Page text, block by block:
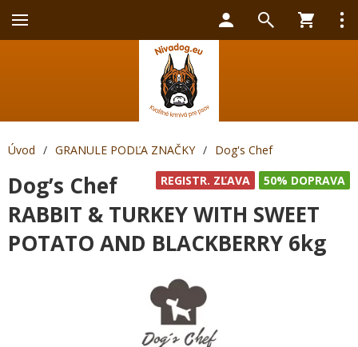
Úvod / GRANULE PODĽA ZNAČKY / Dog's Chef
50% DOPRAVA
REGISTR. ZĽAVA
Dog’s Chef
RABBIT & TURKEY WITH SWEET
POTATO AND BLACKBERRY 6kg